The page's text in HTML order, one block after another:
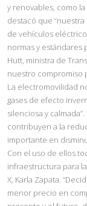
y renovables, como
destacó que
de vehículos
normas y estándares
Hutt, ministra de
nuestro compromiso
La electromovilidad
gases de efecto
silenciosa y
contribuyen a la
importante en
Con el uso de ellos
infraestructura para
X, Karla Zapata.
menor precio en